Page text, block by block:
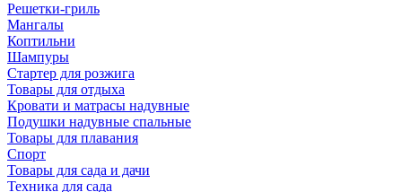
Решетки-гриль
Мангалы
Коптильни
Шампуры
Стартер для розжига
Товары для отдыха
Кровати и матрасы надувные
Подушки надувные спальные
Товары для плавания
Спорт
Товары для сада и дачи
Техника для сада